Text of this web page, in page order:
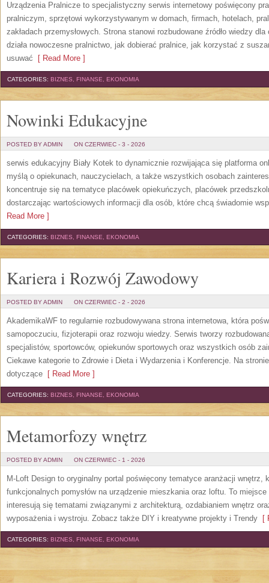
Urządzenia Pralnicze to specjalistyczny serwis internetowy poświęcony
pralniczym, sprzętowi wykorzystywanym w domach, firmach, hotelach,
zakładach przemysłowych. Strona stanowi rozbudowane źródło wiedzy
działa nowoczesne pralnictwo, jak dobierać pralnice, jak korzystać z
usuwać [ Read More ]
CATEGORIES: BIZNES, FINANSE, EKONOMIA
Nowinki Edukacyjne
POSTED BY ADMIN ON CZERWIEC - 3 - 2026
serwis edukacyjny Biały Kotek to dynamicznie rozwijająca się platforma
myślą o opiekunach, nauczycielach, a także wszystkich osobach
koncentruje się na tematyce placówek opiekuńczych, placówek
dostarczając wartościowych informacji dla osób, które chcą świadomie
Read More ]
CATEGORIES: BIZNES, FINANSE, EKONOMIA
Kariera i Rozwój Zawodowy
POSTED BY ADMIN ON CZERWIEC - 2 - 2026
AkademikaWF to regularnie rozbudowywana strona internetowa, która
samopoczuciu, fizjoterapii oraz rozwoju wiedzy. Serwis tworzy
specjalistów, sportowców, opiekunów sportowych oraz wszystkich osób
Ciekawe kategorie to Zdrowie i Dieta i Wydarzenia i Konferencje. Na
dotyczące [ Read More ]
CATEGORIES: BIZNES, FINANSE, EKONOMIA
Metamorfozy wnętrz
POSTED BY ADMIN ON CZERWIEC - 1 - 2026
M-Loft Design to oryginalny portal poświęcony tematyce aranżacji wnętrz,
funkcjonalnych pomysłów na urządzenie mieszkania oraz loftu. To
interesują się tematami związanymi z architekturą, ozdabianiem wnętrz
wyposażenia i wystroju. Zobacz także DIY i kreatywne projekty i Trendy [
CATEGORIES: BIZNES, FINANSE, EKONOMIA